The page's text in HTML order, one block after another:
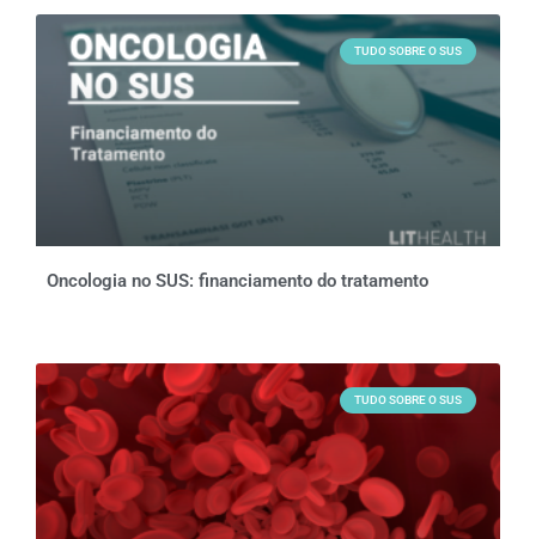
TUDO SOBRE O SUS
Oncologia no SUS: financiamento do tratamento
TUDO SOBRE O SUS